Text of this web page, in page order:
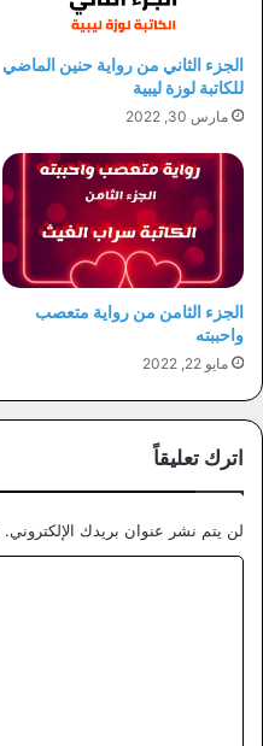
الجزء الثاني من رواية حنين الماضي
للكاتبة لوزة ليبية
مارس 30, 2022
الجزء الثامن من رواية متعصب
واحببته
مايو 22, 2022
اترك تعليقاً
لن يتم نشر عنوان بريدك الإلكتروني.